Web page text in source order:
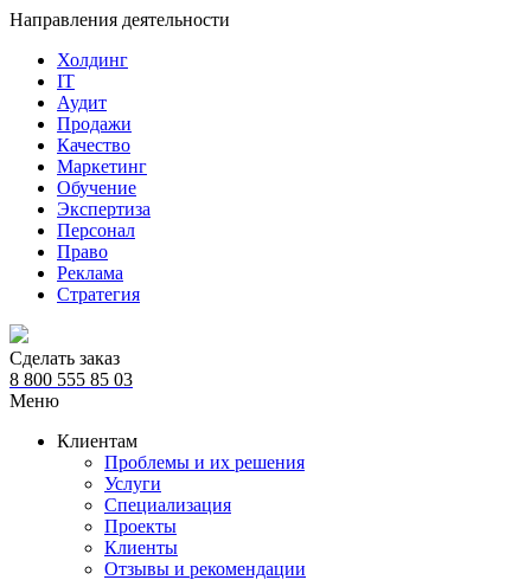
Направления деятельности
Холдинг
IT
Аудит
Продажи
Качество
Маркетинг
Обучение
Экспертиза
Персонал
Право
Реклама
Стратегия
Сделать заказ
8 800 555 85 03
Меню
Клиентам
Проблемы и их решения
Услуги
Специализация
Проекты
Клиенты
Отзывы и рекомендации